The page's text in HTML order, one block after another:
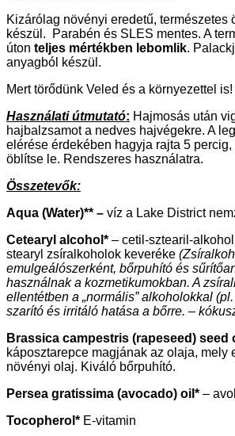
Kizárólag növényi eredetű, természetes
készül. Parabén és SLES mentes. A
úton teljes mértékben lebomlik.
anyagból készül.
Mert törődünk Veled és a környezettel is!
Használati útmutató: Hajmosás után
hajbalzsamot a nedves hajvégekre. A
elérése érdekében hagyja rajta 5
öblítse le. Rendszeres használatra.
Összetevők:
Aqua (Water)** – víz a Lake District
Cetearyl alcohol* – cetil-sztearil-
stearyl zsíralkoholok keveréke
emulgeálószerként, bőrpuhító és
használnak a kozmetikumokban. A
ellentétben a „normális” alkoholokkal
szarító és irritáló hatása a bőrre. –
Brassica campestris (rapeseed) seed
káposztarepce magjának az olaja, mely
növényi olaj. Kiváló bőrpuhító.
Persea gratissima (avocado) oil* –
Tocopherol* E-vitamin